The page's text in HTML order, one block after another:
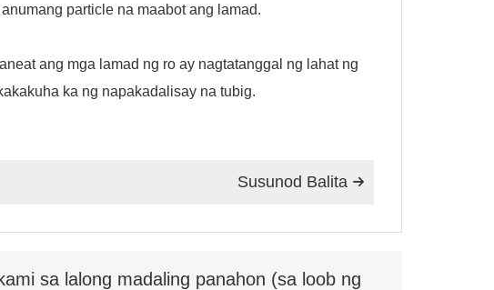
particle na maabot ang lamad.
at ang mga lamad ng ro ay nagtatanggal ng lahat ng
ka ng napakadalisay na tubig.

Susunod Balita
sa lalong madaling panahon (sa loob ng